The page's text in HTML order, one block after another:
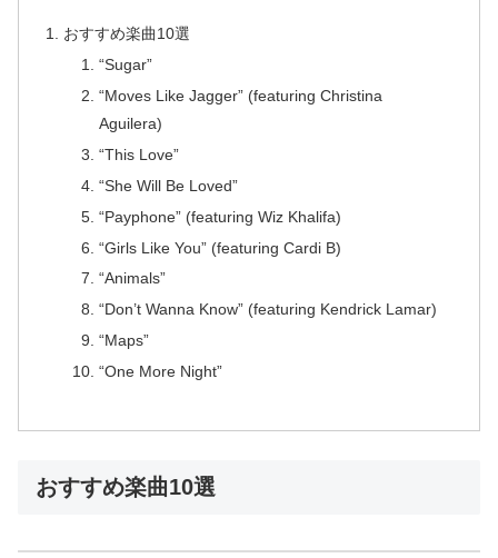
おすすめ楽曲10選
“Sugar”
“Moves Like Jagger” (featuring Christina
Aguilera)
“This Love”
“She Will Be Loved”
“Payphone” (featuring Wiz Khalifa)
“Girls Like You” (featuring Cardi B)
“Animals”
“Don’t Wanna Know” (featuring Kendrick Lamar)
“Maps”
“One More Night”
おすすめ楽曲10選